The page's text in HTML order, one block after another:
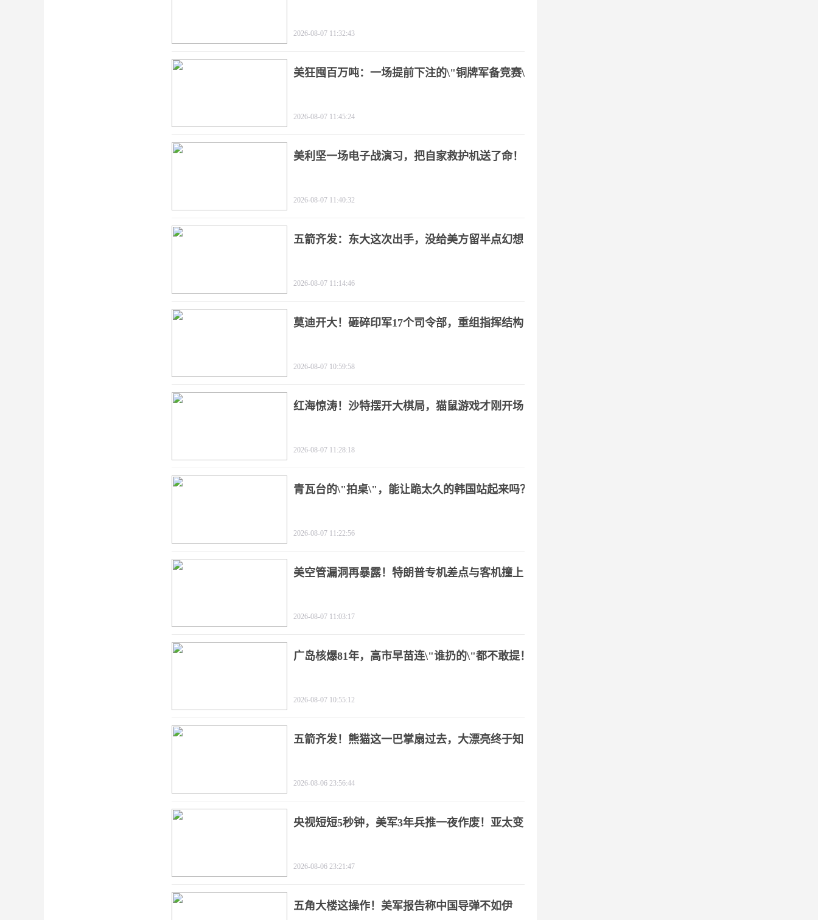
2026-08-07 11:32:43
美狂囤百万吨：一场提前下注的\"铜牌军备竞赛\"
2026-08-07 11:45:24
美利坚一场电子战演习，把自家救护机送了命！
2026-08-07 11:40:32
五箭齐发：东大这次出手，没给美方留半点幻想
2026-08-07 11:14:46
莫迪开大！砸碎印军17个司令部，重组指挥结构
2026-08-07 10:59:58
红海惊涛！沙特摆开大棋局，猫鼠游戏才刚开场
2026-08-07 11:28:18
青瓦台的\"拍桌\"，能让跪太久的韩国站起来吗？
2026-08-07 11:22:56
美空管漏洞再暴露！特朗普专机差点与客机撞上
2026-08-07 11:03:17
广岛核爆81年，高市早苗连\"谁扔的\"都不敢提！
2026-08-07 10:55:12
五箭齐发！熊猫这一巴掌扇过去，大漂亮终于知
2026-08-06 23:56:44
央视短短5秒钟，美军3年兵推一夜作废！亚太变
2026-08-06 23:21:47
五角大楼这操作！美军报告称中国导弹不如伊